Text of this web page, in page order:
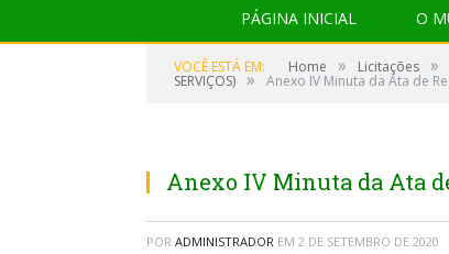
PÁGINA INICIAL O
VOCÊ ESTÁ EM: Home » Licitações »
SERVIÇOS) » Anexo IV Minuta da Ata de
Anexo IV Minuta da Ata
POR ADMINISTRADOR EM 2 DE SETEMBRO DE 2020